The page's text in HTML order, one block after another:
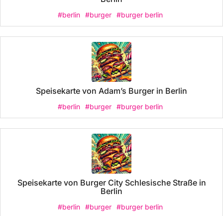
#berlin #burger #burger berlin
Speisekarte von Adam’s Burger in Berlin
#berlin #burger #burger berlin
Speisekarte von Burger City Schlesische Straße in
Berlin
#berlin #burger #burger berlin